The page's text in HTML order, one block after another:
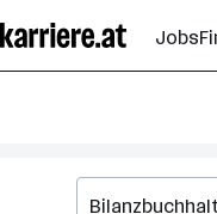
Seiteninhalt
springen
Jobs